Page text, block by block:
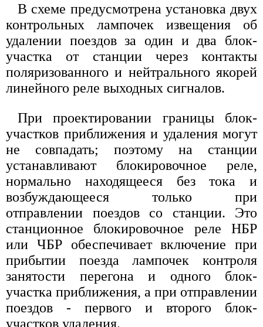
В схеме предусмотрена установка двух
контрольных лампочек извещения об
удалении поездов за один и два блок-
участка от станции через контакты
поляризованного и нейтрального якорей
линейного реле выходных сигналов.
При проектировании границы блок-
участков приближения и удаления могут
не совпадать; поэтому на станции
устанавливают блокировочное реле,
нормально находящееся без тока и
возбуждающееся только при
отправлении поездов со станции. Это
станционное блокировочное реле НБР
или ЧБР обеспечивает включение при
прибытии поезда лампочек контроля
занятости перегона и одного блок-
участка приближения, а при отправлении
поездов - первого и второго блок-
участков удаления.